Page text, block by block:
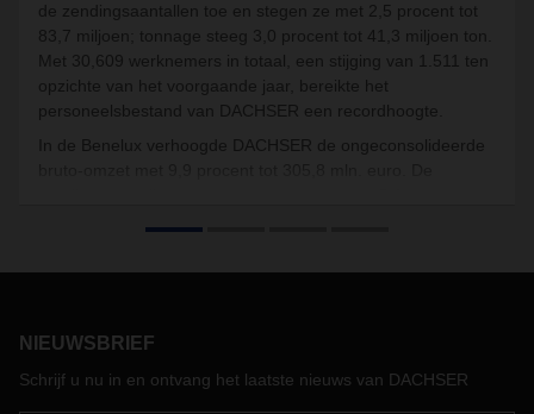
de zendingsaantallen toe en stegen ze met 2,5 procent tot
83,7 miljoen; tonnage steeg 3,0 procent tot 41,3 miljoen ton.
Met 30,609 werknemers in totaal, een stijging van 1.511 ten
opzichte van het voorgaande jaar, bereikte het
personeelsbestand van DACHSER een recordhoogte.
In de Benelux verhoogde DACHSER de ongeconsolideerde
kracht van het netwerk.
NIEUWSBRIEF
Schrijf u nu in en ontvang het laatste nieuws van DACHSER